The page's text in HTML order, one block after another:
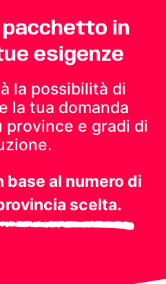
in
esigenze
la possibilità di
la tua domanda
province e gradi di
base al numero di
scelta.